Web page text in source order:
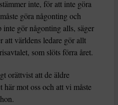
inte, för att inte göra
göra någonting och
gör någonting alls, säger
att världens ledare gör allt
som slöts förra året.
orättvist att de äldre
här mot oss och att vi måste